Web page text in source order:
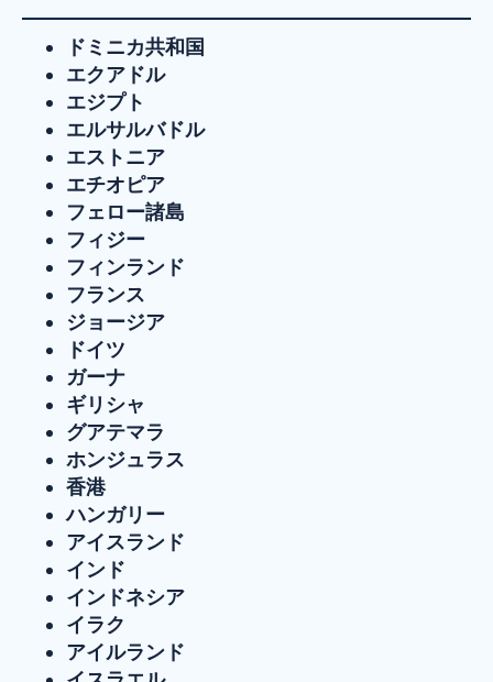
ドミニカ共和国
エクアドル
エジプト
エルサルバドル
エストニア
エチオピア
フェロー諸島
フィジー
フィンランド
フランス
ジョージア
ドイツ
ガーナ
ギリシャ
グアテマラ
ホンジュラス
香港
ハンガリー
アイスランド
インド
インドネシア
イラク
アイルランド